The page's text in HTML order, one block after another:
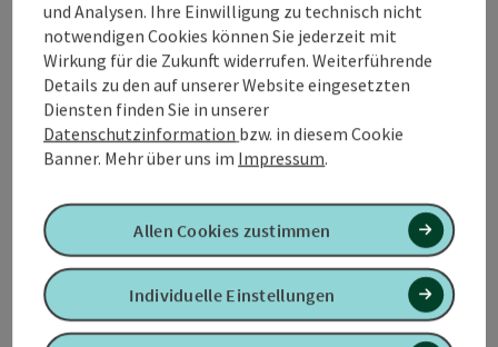
Öffnungszeiten
Anreise/Lage
Ausstattung
Eignung
Barrierefreiheit
und Analysen. Ihre Einwilligung zu technisch nicht
notwendigen Cookies können Sie jederzeit mit
Wirkung für die Zukunft widerrufen. Weiterführende
Details zu den auf unserer Website eingesetzten
Diensten finden Sie in unserer
Datenschutzinformation bzw. in diesem Cookie
Banner. Mehr über uns im Impressum.
Individuelle Einstellungen
Allen Cookies zustimmen